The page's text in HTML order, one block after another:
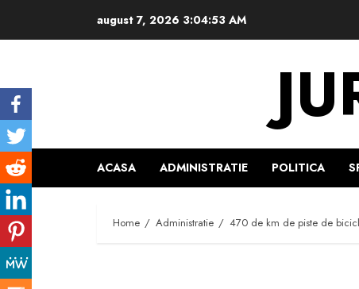
august 7, 2026 3:04:54 AM
ACASA ADMINISTRATIE POLITICA
Home Administratie 470 de km de piste de